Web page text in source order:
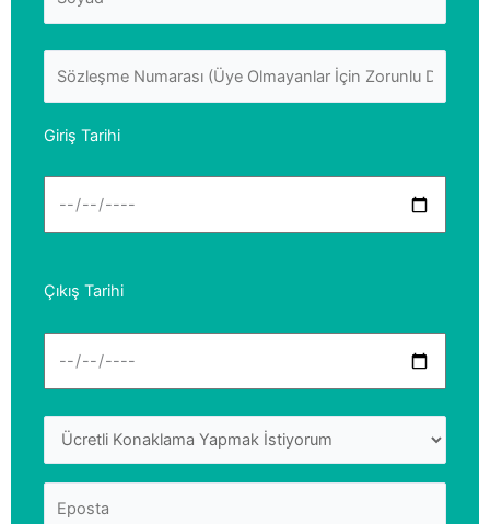
Giriş Tarihi
Çıkış Tarihi